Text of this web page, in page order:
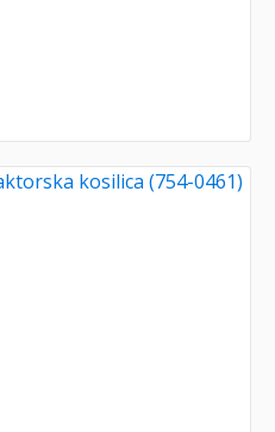
kosilica (754-0461)